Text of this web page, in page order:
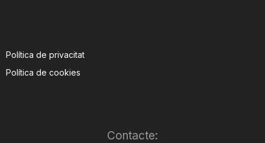
Política de privacitat
Política de cookies
Contacte: